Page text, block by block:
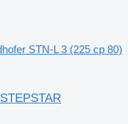
STN-L 3 (225 cp 80)